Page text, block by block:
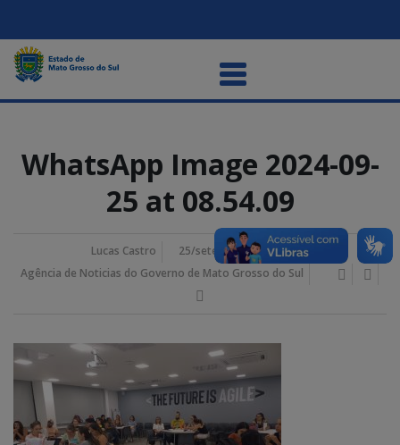
WhatsApp Image 2024-09-
25 at 08.54.09
Lucas Castro
25/setembro/2024 9:48 am
Agência de Noticias do Governo de Mato Grosso do Sul